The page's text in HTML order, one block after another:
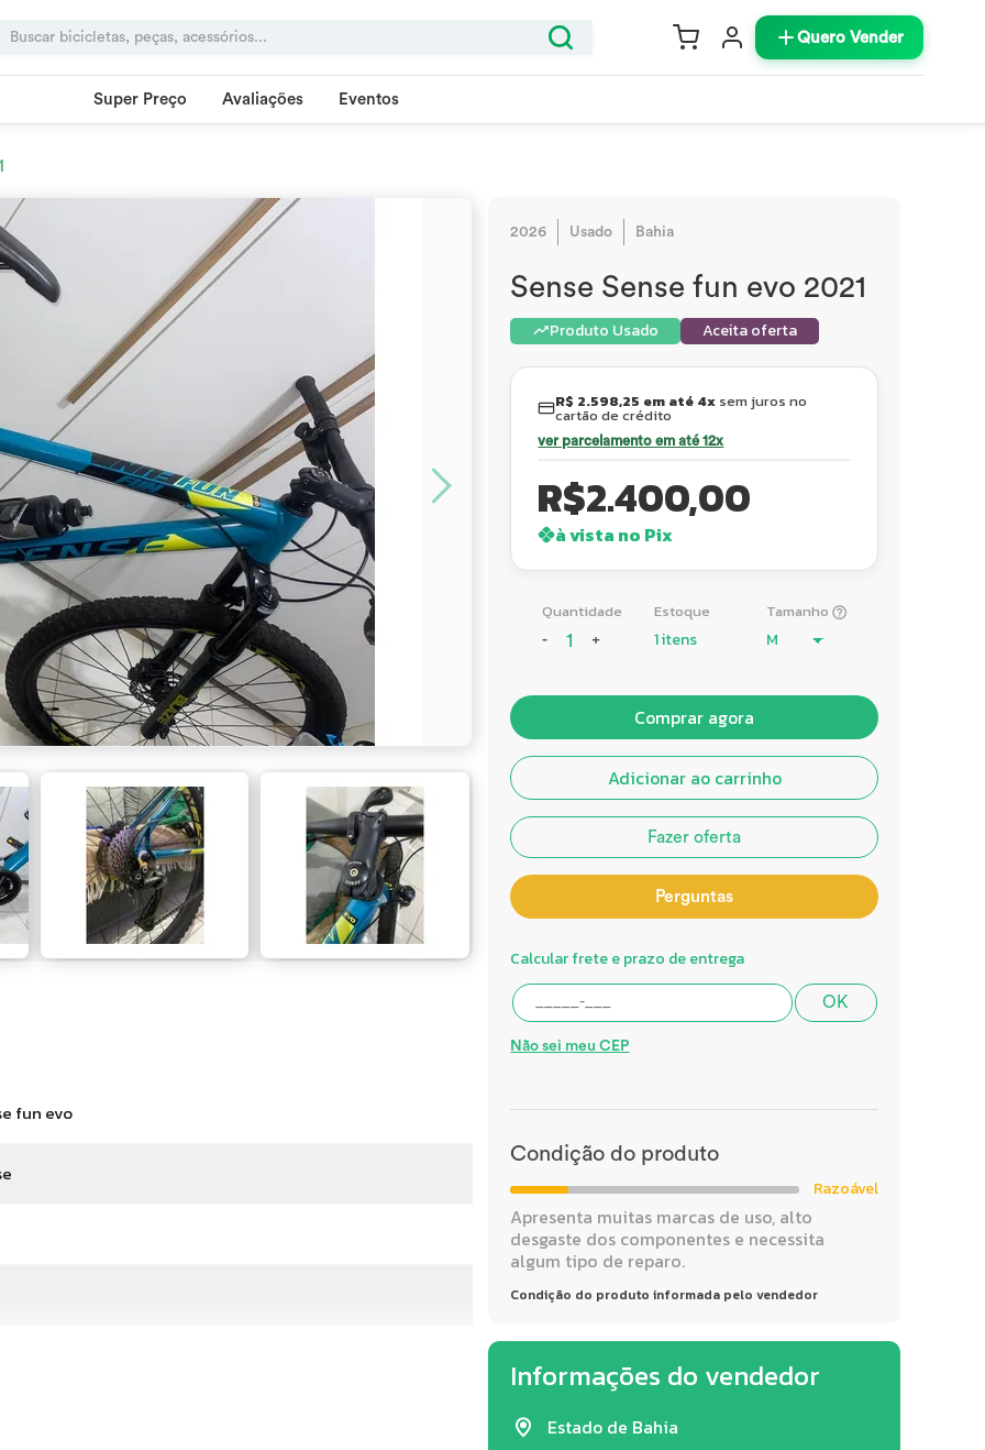
Quero Vender
Super Preço Avaliações Eventos
fun evo
2026 Usado Bahia
Sense Sense fun evo 2021
Produto Usado Aceita oferta
R$ 2.598,25 em até 4x sem juros no
cartão de crédito
ver parcelamento em até 12x
R$2.400,00
à vista no Pix
Quantidade
- +
Estoque
1 itens
Tamanho
Comprar agora
Adicionar ao carrinho
Fazer oferta
Perguntas
Calcular frete e prazo de entrega
OK
Não sei meu CEP
Condição do produto
Razoável
Apresenta muitas marcas de uso, alto
desgaste dos componentes e necessita
algum tipo de reparo.
Condição do produto informada pelo vendedor
Informações do vendedor
Estado de Bahia